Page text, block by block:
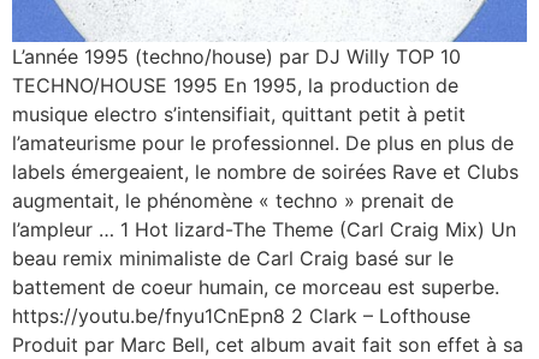
L’année 1995 (techno/house) par DJ Willy TOP 10
TECHNO/HOUSE 1995 En 1995, la production de
musique electro s’intensifiait, quittant petit à petit
l’amateurisme pour le professionnel. De plus en plus de
labels émergeaient, le nombre de soirées Rave et Clubs
augmentait, le phénomène « techno » prenait de
l’ampleur … 1 Hot lizard-The Theme (Carl Craig Mix) Un
beau remix minimaliste de Carl Craig basé sur le
battement de coeur humain, ce morceau est superbe.
https://youtu.be/fnyu1CnEpn8 2 Clark ‎– Lofthouse
Produit par Marc Bell, cet album avait fait son effet à sa